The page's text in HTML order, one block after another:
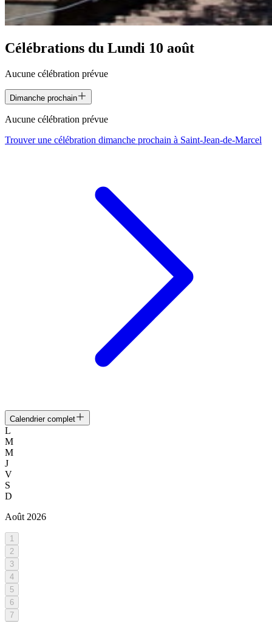
Célébrations du Lundi 10 août
Aucune célébration prévue
Dimanche prochain
Aucune célébration prévue
Trouver une célébration dimanche prochain à Saint-Jean-de-Marcel
Calendrier complet
L
M
M
J
V
S
D
Août 2026
1
2
3
4
5
6
7